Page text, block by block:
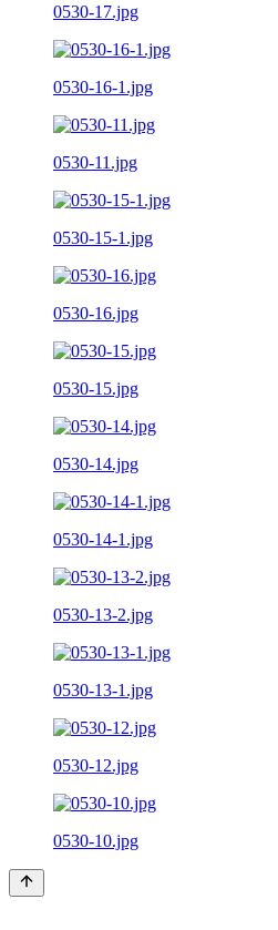
0530-17.jpg
0530-16-1.jpg
0530-11.jpg
0530-15-1.jpg
0530-16.jpg
0530-15.jpg
0530-14.jpg
0530-14-1.jpg
0530-13-2.jpg
0530-13-1.jpg
0530-12.jpg
0530-10.jpg